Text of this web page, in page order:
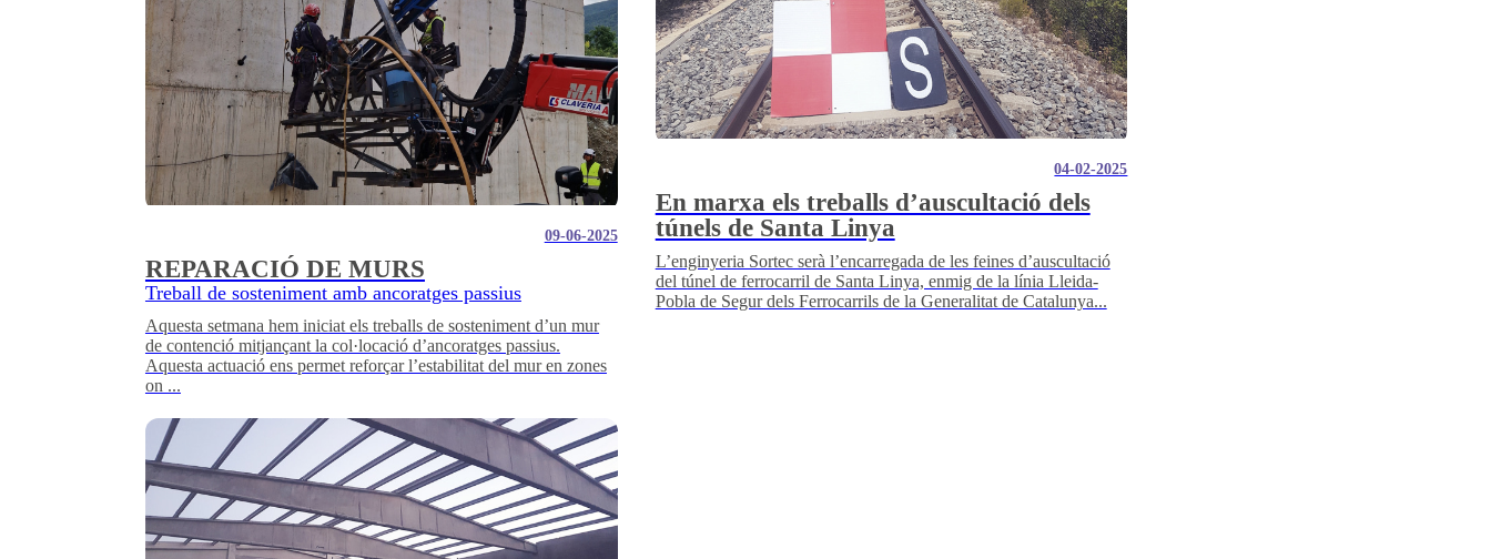
REPARACIÓ DE MURS
Treball de sosteniment amb ancoratges passius
Aquesta setmana hem iniciat els treballs de sosteniment d’un mur
de contenció mitjançant la col·locació d’ancoratges passius.
Aquesta actuació ens permet reforçar l’estabilitat del mur en zones
on ...
09-06-2025
En marxa els treballs d’auscultació dels
túnels de Santa Linya
L’enginyeria Sortec serà l’encarregada de les feines d’auscultació
del túnel de ferrocarril de Santa Linya, enmig de la línia Lleida-
Pobla de Segur dels Ferrocarrils de la Generalitat de Catalunya...
04-02-2025